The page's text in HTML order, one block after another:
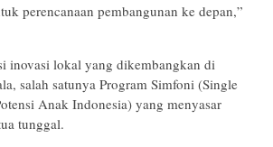
perencanaan pembangunan ke depan,”
inovasi lokal yang dikembangkan di
salah satunya Program Simfoni (Single
Anak Indonesia) yang menyasar
tunggal.